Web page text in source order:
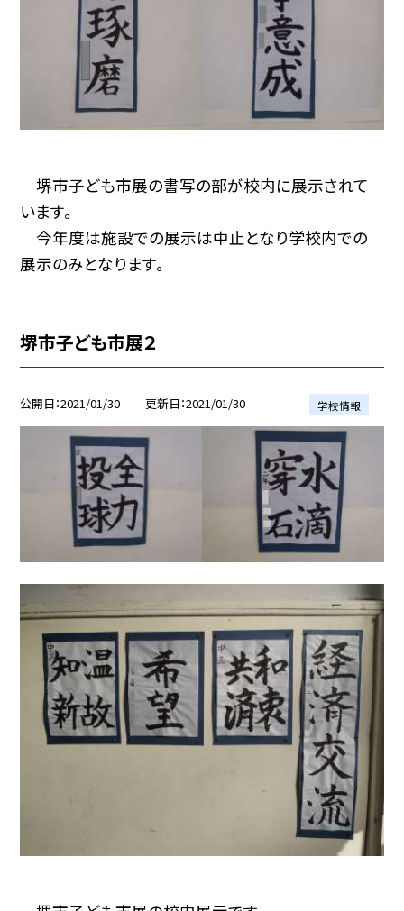
堺市子ども市展の書写の部が校内に展示されて
います。
今年度は施設での展示は中止となり学校内での
展示のみとなります。
堺市子ども市展２
公開日 2021/01/30 更新日 2021/01/30 学校情報